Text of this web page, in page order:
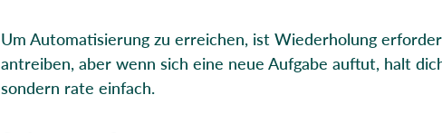
Um Automatisierung zu erreichen, ist Wiederholung
antreiben, aber wenn sich eine neue Aufgabe auftut, halt
sondern rate einfach.